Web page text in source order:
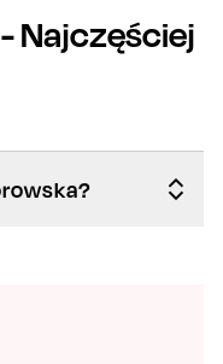
- Najczęściej